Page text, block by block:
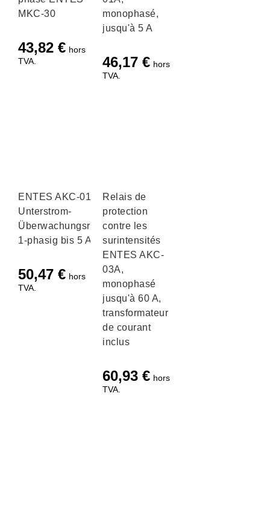
MKC-30
43,82 € hors
TVA.
monophasé,
jusqu'à 5 A
46,17 € hors
TVA.
ENTES AKC-01D
Unterstrom-
Überwachungsrelais
1-phasig bis 5 A
50,47 € hors
TVA.
Relais de
protection
contre les
surintensités
ENTES AKC-
03A,
monophasé
jusqu'à 60 A,
transformateur
de courant
inclus
60,93 € hors
TVA.